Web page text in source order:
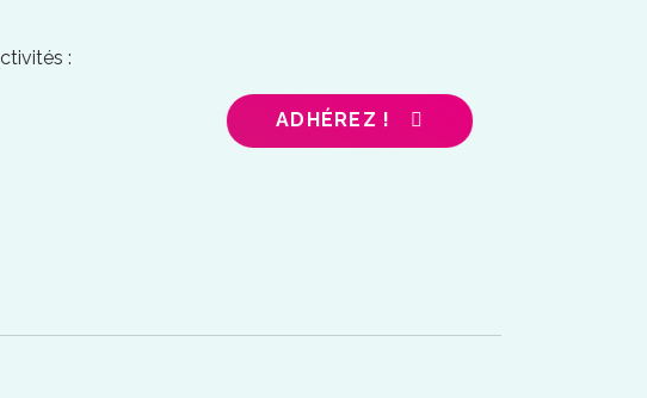
:
ADHÉREZ !